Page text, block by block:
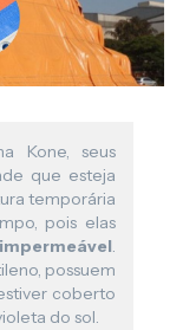
Kone, seus
que esteja
temporária
pois elas
.
possuem
coberto
do sol.